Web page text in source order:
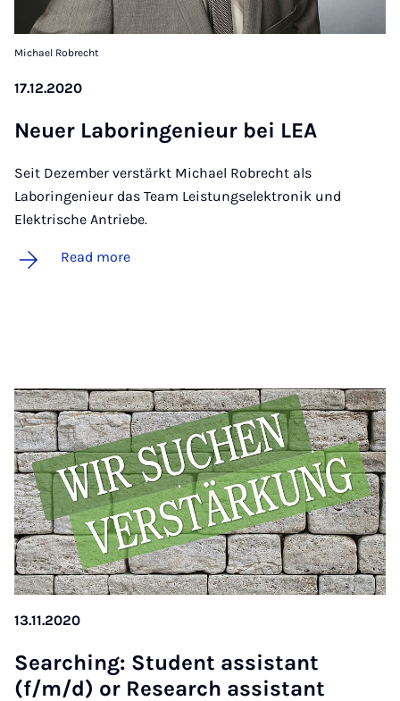
Michael Robrecht
17.12.2020
Neuer La­borin­genieur bei LEA
Seit Dezember verstärkt Michael Robrecht als
Laboringenieur das Team Leistungselektronik und
Elektrische Antriebe.
Read more
13.11.2020
Search­ing: Stu­dent as­sist­ant
(f/m/d) or Re­search as­sist­ant